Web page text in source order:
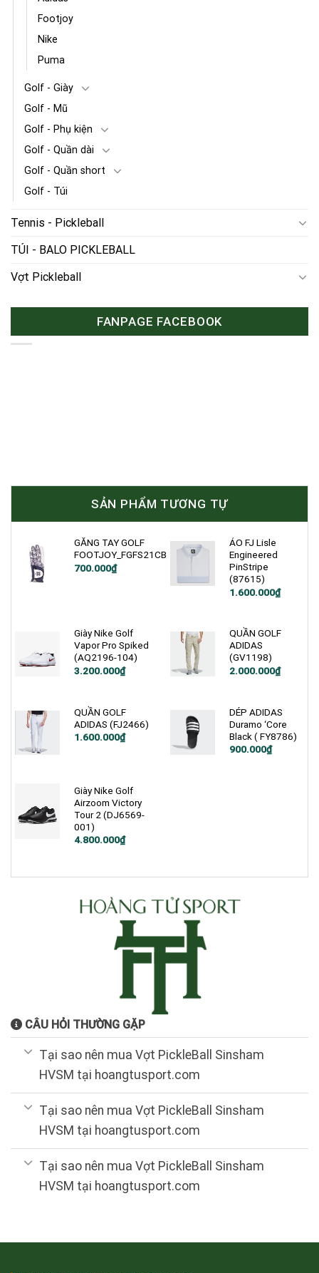
Footjoy
Nike
Puma
Golf - Giày
Golf - Mũ
Golf - Phụ kiện
Golf - Quần dài
Golf - Quần short
Golf - Túi
Tennis - Pickleball
TÚI - BALO PICKLEBALL
Vợt Pickleball
FANPAGE FACEBOOK
SẢN PHẨM TƯƠNG TỰ
GĂNG TAY GOLF
FOOTJOY_FGFS21CB
700.000₫
ÁO FJ Lisle
Engineered
PinStripe
(87615)
1.600.000₫
Giày Nike Golf
Vapor Pro Spiked
(AQ2196-104)
Giá
3.200.000₫
Giá
3.200.000₫.
QUẦN GOLF
ADIDAS
(GV1198)
2.000.000₫
QUẦN GOLF
ADIDAS (FJ2466)
1.600.000₫
DÉP ADIDAS
Duramo ‘Core
Black ( FY8786)
900.000₫
Giày Nike Golf
Airzoom Victory
Tour 2 (DJ6569-
001)
Giá
4.800.000₫
Giá
4.800.000₫.
CÂU HỎI THƯỜNG GẶP
Tại sao nên mua Vợt PickleBall Sinsham
HVSM tại hoangtusport.com
Tại sao nên mua Vợt PickleBall Sinsham
HVSM tại hoangtusport.com
Tại sao nên mua Vợt PickleBall Sinsham
HVSM tại hoangtusport.com